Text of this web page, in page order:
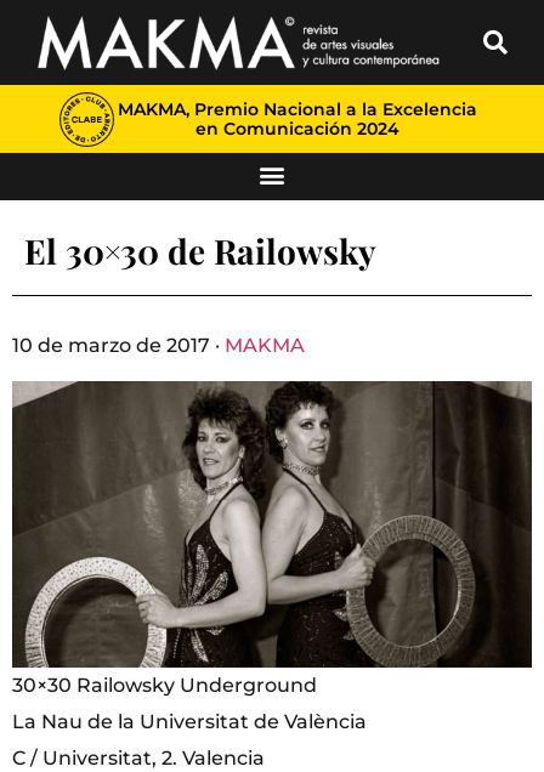
MAKMA, Premio Nacional a la Excelencia
en Comunicación 2024
El 30×30 de Railowsky
10 de marzo de 2017 · MAKMA
30×30 Railowsky Underground
La Nau de la Universitat de València
C / Universitat, 2. Valencia